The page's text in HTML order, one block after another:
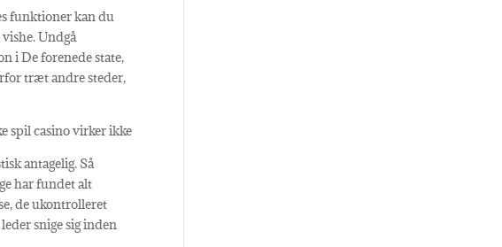
funktioner kan du
Undgå
i De forenede state,
træt andre steder,
antagelig. Så
har fundet alt
de ukontrolleret
snige sig inden